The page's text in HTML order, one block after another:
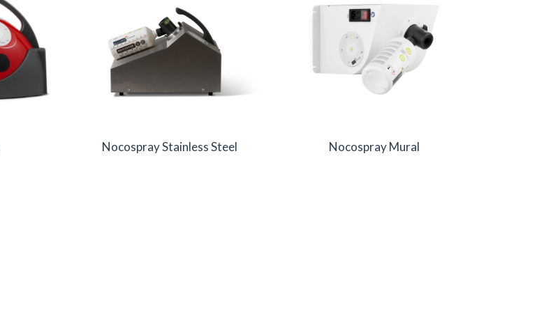
Nocospray Stainless Steel Nocospray Mural